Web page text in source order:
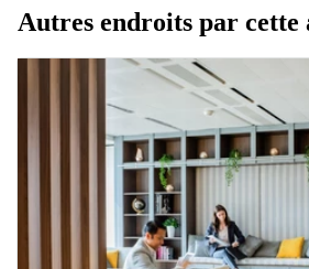
Autres endroits par cette